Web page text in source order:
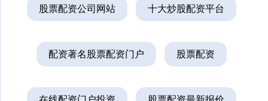
股票配资公司网站 十大炒股配资平台
配资著名股票配资门户 股票配资